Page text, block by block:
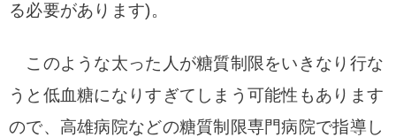
る必要があります)。
このような太った人が糖質制限をいきなり行な
うと低血糖になりすぎてしまう可能性もあります
ので、高雄病院などの糖質制限専門病院で指導し